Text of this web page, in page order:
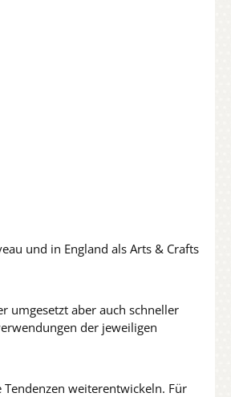
und in England als Arts & Crafts
umgesetzt aber auch schneller
der jeweiligen
weiterentwickeln. Für